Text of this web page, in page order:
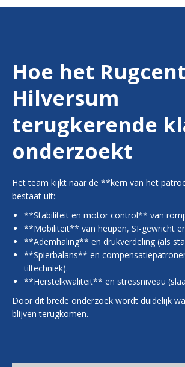
Hoe het
Hilversum
terugkerende
onderzoekt
Het team kijkt naar de **kern van het
bestaat uit:
**Stabiliteit en motor control** van
**Mobiliteit** van heupen, SI-gewricht
**Ademhaling** en drukverdeling (als
**Spierbalans** en
tiltechniek).
**Herstelkwaliteit** en stressniveau
Door dit brede onderzoek wordt duidelijk
blijven terugkomen.